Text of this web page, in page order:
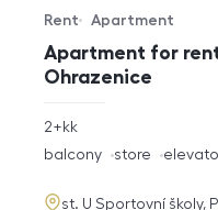
Apartment for rent
Ohrazenice
Offer type
Rent
Property type
Apartment
rozměry
disposition
2+kk
funkce
balcony store
adresa
st. U Sportovní školy,